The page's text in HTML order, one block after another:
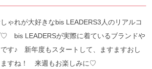
ゃれが大好きなbis LEADERS3人のリアルコ
♡ bis LEADERSが実際に着ているブランドや
す♪ 新年度もスタートして、ますますおし
ますね！ 来週もお楽しみに♡